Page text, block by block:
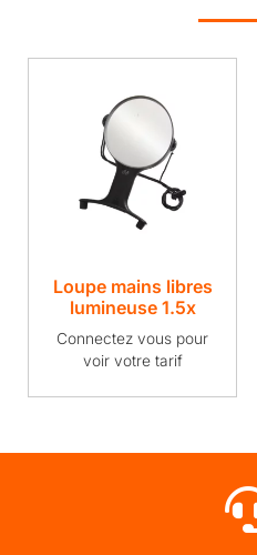
Loupe mains libres
lumineuse 1.5x
Connectez vous pour
voir votre tarif